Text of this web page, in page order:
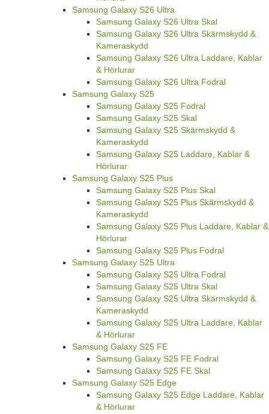
Samsung Galaxy S26 Ultra
Samsung Galaxy S26 Ultra Skal
Samsung Galaxy S26 Ultra Skärmskydd &
Kameraskydd
Samsung Galaxy S26 Ultra Laddare, Kablar
& Hörlurar
Samsung Galaxy S26 Ultra Fodral
Samsung Galaxy S25
Samsung Galaxy S25 Fodral
Samsung Galaxy S25 Skal
Samsung Galaxy S25 Skärmskydd &
Kameraskydd
Samsung Galaxy S25 Laddare, Kablar &
Hörlurar
Samsung Galaxy S25 Plus
Samsung Galaxy S25 Plus Skal
Samsung Galaxy S25 Plus Skärmskydd &
Kameraskydd
Samsung Galaxy S25 Plus Laddare, Kablar &
Hörlurar
Samsung Galaxy S25 Plus Fodral
Samsung Galaxy S25 Ultra
Samsung Galaxy S25 Ultra Fodral
Samsung Galaxy S25 Ultra Skal
Samsung Galaxy S25 Ultra Skärmskydd &
Kameraskydd
Samsung Galaxy S25 Ultra Laddare, Kablar
& Hörlurar
Samsung Galaxy S25 FE
Samsung Galaxy S25 FE Fodral
Samsung Galaxy S25 FE Skal
Samsung Galaxy S25 Edge
Samsung Galaxy S25 Edge Laddare, Kablar
& Hörlurar